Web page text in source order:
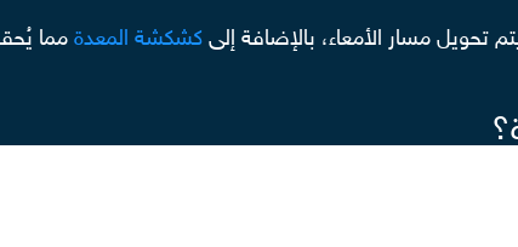
تحويل مسار الأمعاء، بالإضافة إلى كشكشة المعدةمما